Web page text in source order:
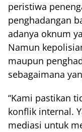
peristiwa
penghadangan
adanya oknum
Namun
maupun
sebagaimana
“Kami pastikan
konflik internal.
mediasi untuk